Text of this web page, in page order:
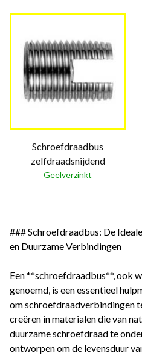
Schroefdraadbus
zelfdraadsnijdend
Geelverzinkt
### Schroefdraadbus: De
en Duurzame Verbindingen
Een **schroefdraadbus**, ook
genoemd, is een essentieel
om schroefdraadverbindingen
creëren in materialen die van
duurzame schroefdraad te
ontworpen om de levensduur